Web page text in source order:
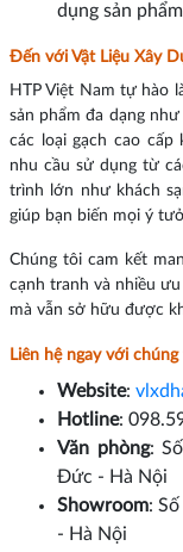
dụng sản
Đến với Vật Liệu Xây
HTP Việt Nam tự hào
sản phẩm đa dạng
các loại gạch cao
nhu cầu sử dụng từ
trình lớn như khách
giúp bạn biến mọi ý
Chúng tôi cam kết
cạnh tranh và nhiều
mà vẫn sở hữu được
Liên hệ ngay với
Website:
Hotline:
Văn phòng:
Đức - Hà Nội
Showroom:
- Hà Nội